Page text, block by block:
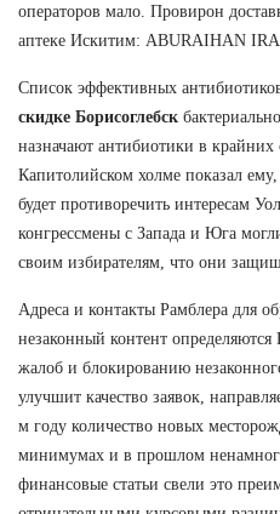
операторов мало. Провирон
аптеке Искитим: ABURAIHAN
Список эффективных
скидке Борисоглебск
назначают антибиотики в
Капитолийском холме показал
будет противоречить интересам
конгрессмены с Запада и Юга
своим избирателям, что они
Адреса и контакты Рамблера для
незаконный контент
жалоб и блокированию
улучшит качество заявок,
м году количество новых
минимумах и в прошлом
финансовые статьи свели это